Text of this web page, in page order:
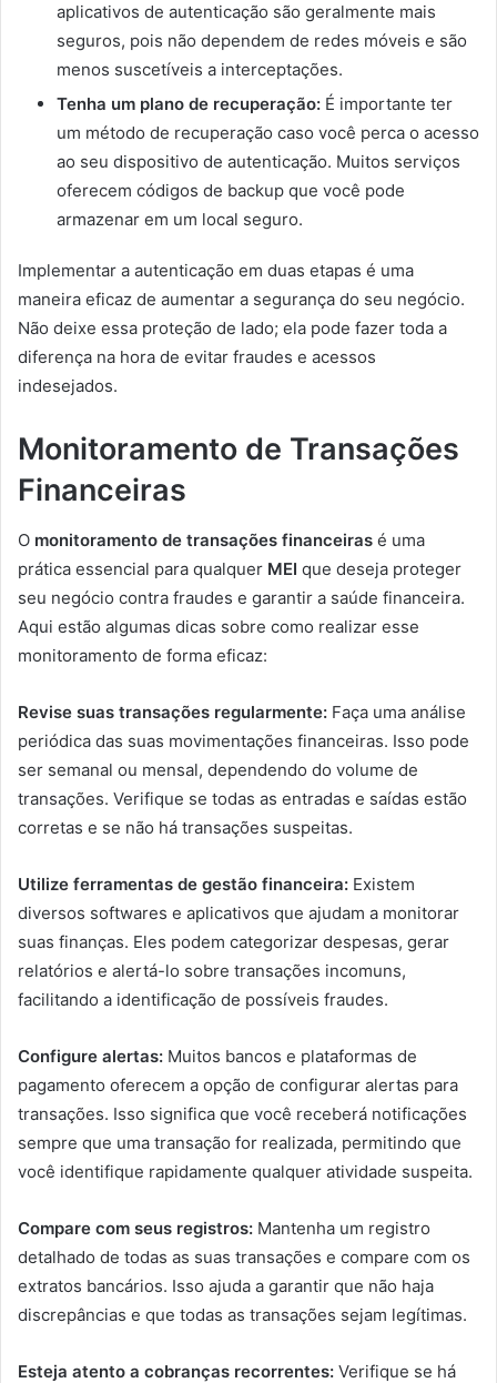
aplicativos de autenticação são geralmente mais
seguros, pois não dependem de redes móveis e são
menos suscetíveis a interceptações.
Tenha um plano de recuperação: É importante ter
um método de recuperação caso você perca o acesso
ao seu dispositivo de autenticação. Muitos serviços
oferecem códigos de backup que você pode
armazenar em um local seguro.
Implementar a autenticação em duas etapas é uma
maneira eficaz de aumentar a segurança do seu negócio.
Não deixe essa proteção de lado; ela pode fazer toda a
diferença na hora de evitar fraudes e acessos
indesejados.
Monitoramento de Transações
Financeiras
O monitoramento de transações financeiras é uma
prática essencial para qualquer MEI que deseja proteger
seu negócio contra fraudes e garantir a saúde financeira.
Aqui estão algumas dicas sobre como realizar esse
monitoramento de forma eficaz:
Revise suas transações regularmente: Faça uma análise
periódica das suas movimentações financeiras. Isso pode
ser semanal ou mensal, dependendo do volume de
transações. Verifique se todas as entradas e saídas estão
corretas e se não há transações suspeitas.
Utilize ferramentas de gestão financeira: Existem
diversos softwares e aplicativos que ajudam a monitorar
suas finanças. Eles podem categorizar despesas, gerar
relatórios e alertá-lo sobre transações incomuns,
facilitando a identificação de possíveis fraudes.
Configure alertas: Muitos bancos e plataformas de
pagamento oferecem a opção de configurar alertas para
transações. Isso significa que você receberá notificações
sempre que uma transação for realizada, permitindo que
você identifique rapidamente qualquer atividade suspeita.
Compare com seus registros: Mantenha um registro
detalhado de todas as suas transações e compare com os
extratos bancários. Isso ajuda a garantir que não haja
discrepâncias e que todas as transações sejam legítimas.
Esteja atento a cobranças recorrentes: Verifique se há